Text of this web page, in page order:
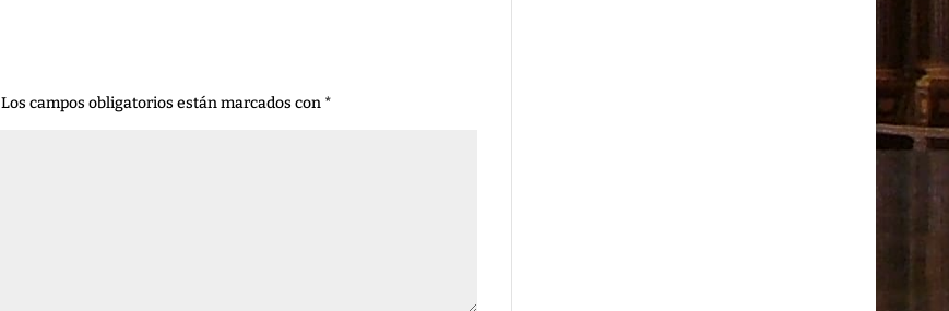
Los campos obligatorios están marcados con *